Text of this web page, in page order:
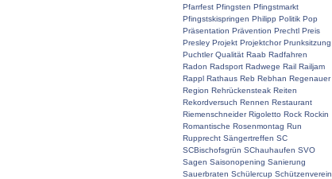
Pfarrfest Pfingsten Pfingstmarkt
Pfingstskispringen Philipp Politik Pop
Präsentation Prävention Prechtl Preis
Presley Projekt Projektchor Prunksitzung
Puchtler Qualität Raab Radfahren
Radon Radsport Radwege Rail Railjam
Rappl Rathaus Reb Rebhan Regenauer
Region Rehrückensteak Reiten
Rekordversuch Rennen Restaurant
Riemenschneider Rigoletto Rock Rockin
Romantische Rosenmontag Run
Rupprecht Sängertreffen SC
SCBischofsgrün SChauhaufen SVO
Sagen Saisonopening Sanierung
Sauerbraten Schülercup Schützenverein